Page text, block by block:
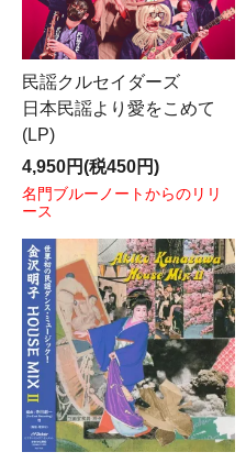
た。
■ティム･ホジキンソン&カ
された世界」2LP入荷いた
■ROLANDO BRUNO Y EL
TROPIQUE「S･T」7inch入
■TESTPATTERN「Apres-
■SALIF KEITA「So Kono
■MUMBIA Y SUS
Teriyaki」7inch入荷いたし
■パライソレコードインタ
ンド「of Tropique」のnote
民謡クルセイダーズ
日本民謡より愛をこめて
(LP)
4,950円(税450円)
名門ブルーノートからのリリ
ース